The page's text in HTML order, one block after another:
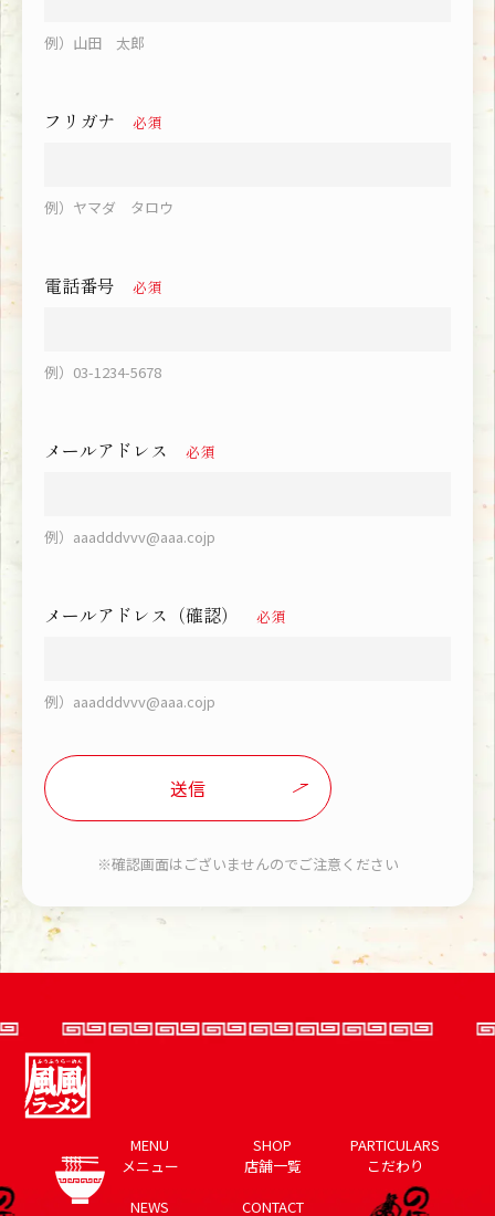
例）山田 太郎
フリガナ 必須
例）ヤマダ タロウ
電話番号 必須
例）03-1234-5678
メールアドレス 必須
例）aaadddvvv@aaa.cojp
メールアドレス（確認） 必須
例）aaadddvvv@aaa.cojp
※確認画面はございませんのでご注意ください
MENU
メニュー
SHOP
店舗一覧
PARTICULARS
こだわり
NEWS
CONTACT